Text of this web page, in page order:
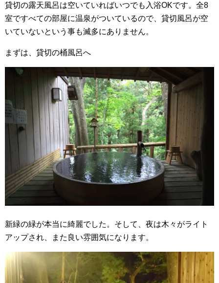
貸切の露天風呂は空いていればいつでも入浴OKです。全8
室ですべての部屋に温泉がついているので、貸切風呂が空
いていないという事も滅多にありません。
まずは、貸切の桶風呂へ
新緑の緑が本当に綺麗でした。そして、夜は木々がライト
アップされ、また良い雰囲気になります。